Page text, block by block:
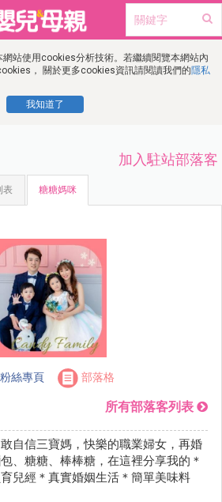
站使用cookies分析技術。若繼續閱覽本網站內
， 關於更多cookies資訊請閱讀我們的隱私
我知道了
加入駐站部落客
表 糖糖媽咪
粉絲專頁 部落格
所有部落客列表
自信三寶媽，快樂的職業婦女，再婚
、糖糖、棒棒糖，在這裡分享我的＊
兒經＊真實婚姻生活＊簡單美味料